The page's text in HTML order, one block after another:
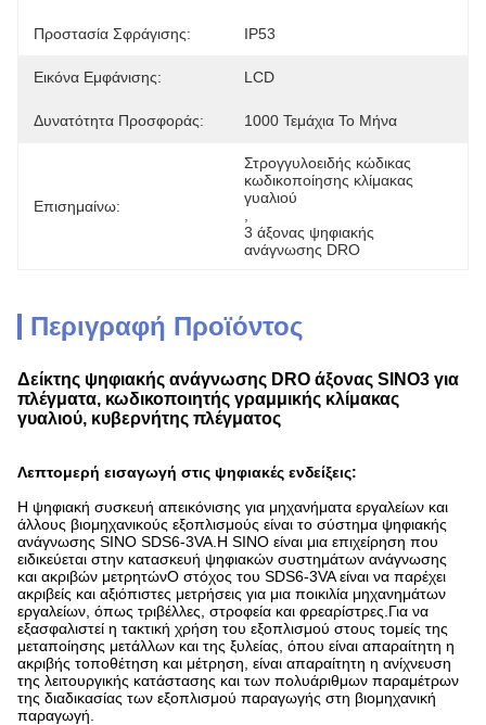
Προστασία Σφράγισης: IP53
Εικόνα Εμφάνισης: LCD
Δυνατότητα Προσφοράς: 1000 Τεμάχια Το Μήνα
Επισημαίνω:
Στρογγυλοειδής κώδικας
κωδικοποίησης κλίμακας
γυαλιού
3 άξονας ψηφιακής
ανάγνωσης DRO
Περιγραφή Προϊόντος
Δείκτης ψηφιακής ανάγνωσης DRO άξονας SINO3 για
πλέγματα, κωδικοποιητής γραμμικής κλίμακας
γυαλιού, κυβερνήτης πλέγματος
Λεπτομερή εισαγωγή στις ψηφιακές ενδείξεις:
Η ψηφιακή συσκευή απεικόνισης για μηχανήματα εργαλείων και
άλλους βιομηχανικούς εξοπλισμούς είναι το σύστημα ψηφιακής
ανάγνωσης SINO SDS6-3VA.Η SINO είναι μια επιχείρηση που
ειδικεύεται στην κατασκευή ψηφιακών συστημάτων ανάγνωσης
και ακριβών μετρητώνΟ στόχος του SDS6-3VA είναι να παρέχει
ακριβείς και αξιόπιστες μετρήσεις για μια ποικιλία μηχανημάτων
εργαλείων, όπως τριβέλλες, στροφεία και φρεαρίστρες.Για να
εξασφαλιστεί η τακτική χρήση του εξοπλισμού στους τομείς της
μεταποίησης μετάλλων και της ξυλείας, όπου είναι απαραίτητη η
ακριβής τοποθέτηση και μέτρηση, είναι απαραίτητη η ανίχνευση
της λειτουργικής κατάστασης και των πολυάριθμων παραμέτρων
της διαδικασίας των εξοπλισμού παραγωγής στη βιομηχανική
παραγωγή.